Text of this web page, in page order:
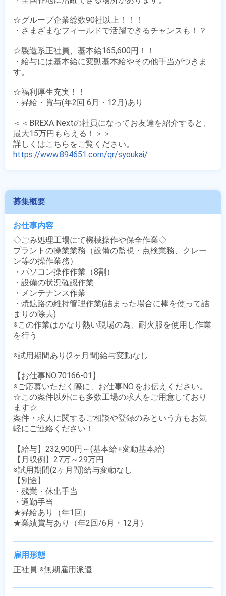
☆グループ企業総数90社以上！！！
・さまざまなフィールドで活躍できるチャンスも！？
☆製造系正社員、基本給165,600円！！
・給与には基本給に変動基本給やその他手当がつきま
す。
☆福利厚生充実！！
・昇給・賞与(年2回 6月・12月)あり
＜＜BREXA Nextの社員になってお友達を紹介すると、
最大15万円もらえる！＞＞
https://www.894651.com/qr/syoukai/
募集概要
お仕事内容
◇ごみ処理工場にて機械操作や保全作業◇
プラントの操業業務（設備の監視・点検業務、クレー
ン等の操作業務）
・パソコン操作作業（8割）
・設備の状況確認作業
・メンテナンス作業
・焼鉱路の維持管理作業(詰まった場合に棒を使って詰
まりの除去)
※この作業はかなり熱い現場の為、耐火服を使用し作業
を行う
※試用期間あり(2ヶ月間)給与変動なし
【お仕事NO.70166-01】
※ご応募いただく際に、お仕事NO.をお伝えください。
☆この案件以外にも多数工場の求人をご用意しており
ます☆
案件・求人に関するご相談や登録のみという方もお気
軽にご連絡ください！
【給与】232,900円～(基本給+変動基本給)
【月収例】27万～29万円
※試用期間(2ヶ月間)給与変動なし
【別途】
・残業・休出手当
・通勤手当
★昇給あり（年1回）
★業績賞与あり（年2回/6月・12月）
雇用形態
正社員 ※無期雇用派遣